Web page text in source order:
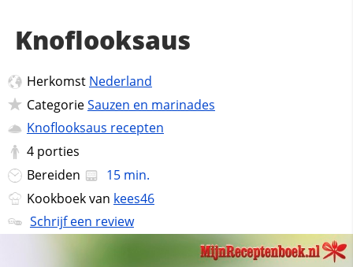
Knoflooksaus
Herkomst Nederland
CategorieSauzen en marinades
Knoflooksaus recepten
4 porties
Bereiden
15 min.
Kookboek van kees46
Schrijf een review